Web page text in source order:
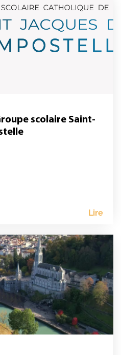
scolaire Saint-
Lire